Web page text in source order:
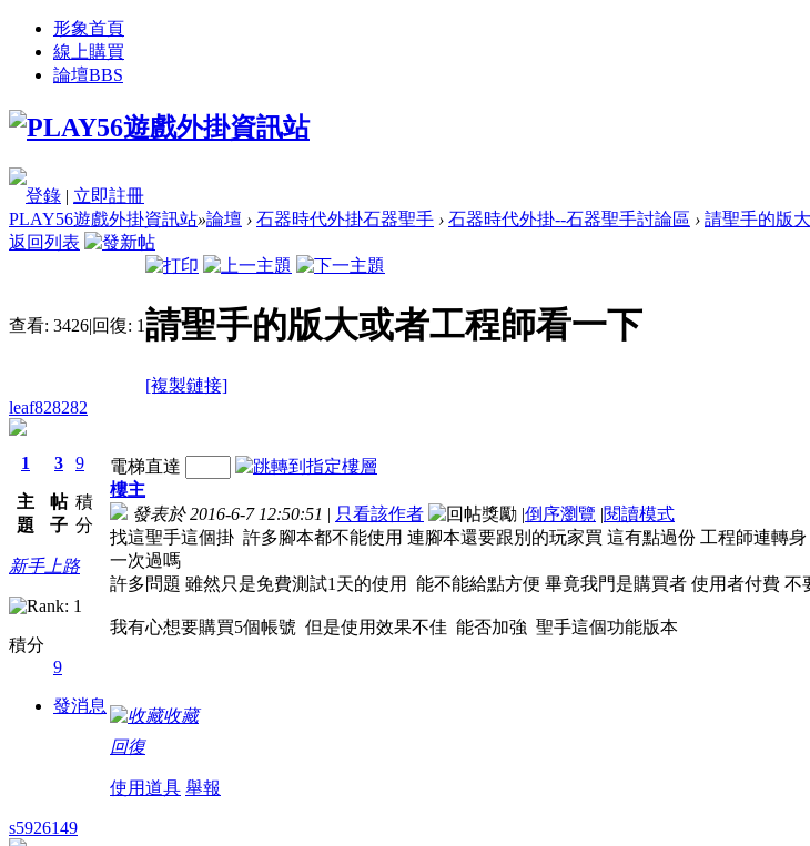
形象首頁
線上購買
論壇BBS
登錄 | 立即註冊
PLAY56遊戲外掛資訊站»論壇 › 石器時代外掛石器聖手 › 石器時代外掛--石器聖手討論區 › 請聖手的版
返回列表
查看: 3426|回復: 1請聖手的版大或者工程師看一下
[複製鏈接]
leaf828282
1
主
題
3
帖
子
9
積
分
新手上路
積分
9
發消息
電梯直達
樓主
發表於 2016-6-7 12:50:51 | 只看該作者 |倒序瀏覽 |閱讀模式
找這聖手這個掛 許多腳本都不能使用 連腳本還要跟別的玩家買 這有點過份 工程師連轉
一次過嗎
許多問題 雖然只是免費測試1天的使用 能不能給點方便 畢竟我門是購買者 使用者付費 不
我有心想要購買5個帳號 但是使用效果不佳 能否加強 聖手這個功能版本
收藏
回復
使用道具 舉報
s5926149